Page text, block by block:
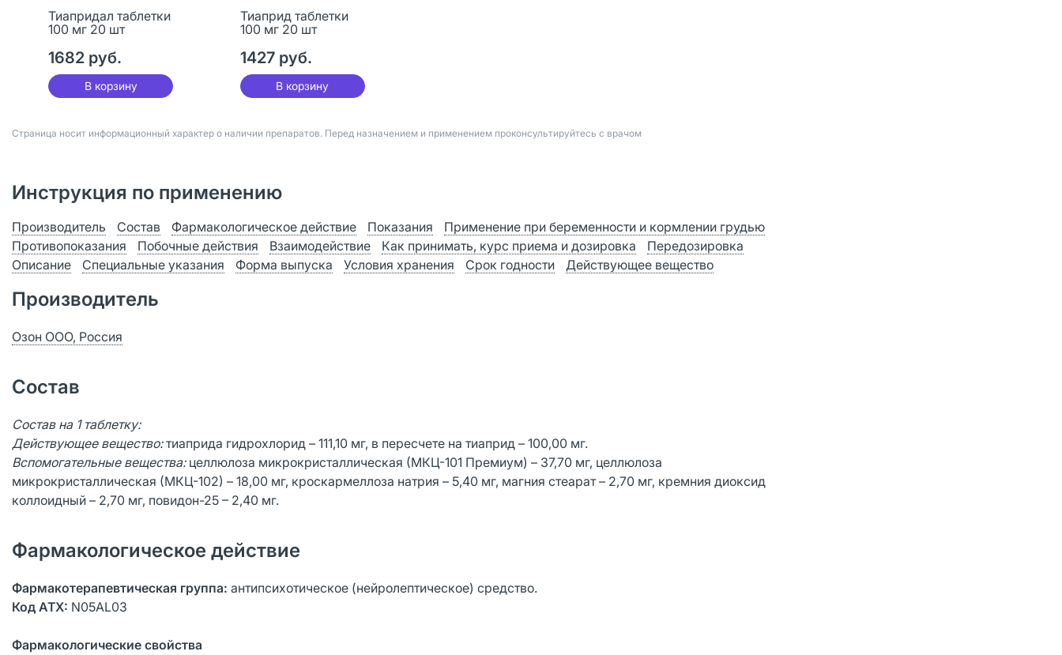
Тиапридал таблетки
100 мг 20 шт
1682 руб.
В корзину
Тиаприд таблетки
100 мг 20 шт
1427 руб.
В корзину
Страница носит информационный характер о наличии препаратов. Перед назначением и применением проконсультируйтесь с врачом
Инструкция по применению
Производитель Состав Фармакологическое действие Показания
Применение при беременности и кормлении грудью
Противопоказания
Побочные действия Взаимодействие Как принимать, курс приема и дозировка
Передозировка
Описание
Специальные указания Форма выпуска Условия хранения Срок годности Действующее вещество
Производитель
Озон ООО, Россия
Состав
Состав на 1 таблетку:
Действующее вещество:тиаприда гидрохлорид – 111,10 мг, в пересчете на тиаприд – 100,00 мг.
Вспомогательные вещества: целлюлоза микрокристаллическая (МКЦ-101 Премиум) – 37,70 мг, целлюлоза
микрокристаллическая (МКЦ-102) – 18,00 мг, кроскармеллоза натрия – 5,40 мг, магния стеарат – 2,70 мг, кремния диоксид
коллоидный – 2,70 мг, повидон-25 – 2,40 мг.
Фармакологическое действие
Фармакотерапевтическая группа: антипсихотическое (нейролептическое) средство.
Код АТХ: N05AL03
Фармакологические свойства